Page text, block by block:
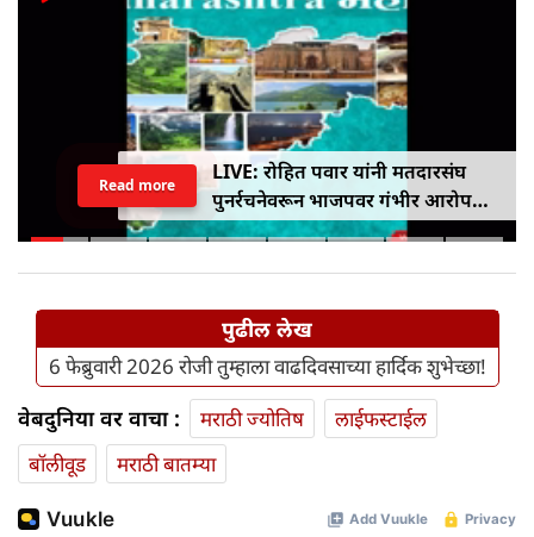
LIVE: रोहित पवार यांनी मतदारसंघ
पुनर्रचनेवरून भाजपवर गंभीर आरोप
केले
Read more
पुढील लेख
6 फेब्रुवारी 2026 रोजी तुम्हाला वाढदिवसाच्या हार्दिक शुभेच्छा!
वेबदुनिया वर वाचा : मराठी ज्योतिष
लाईफस्टाईल
बॉलीवूड
मराठी बातम्या